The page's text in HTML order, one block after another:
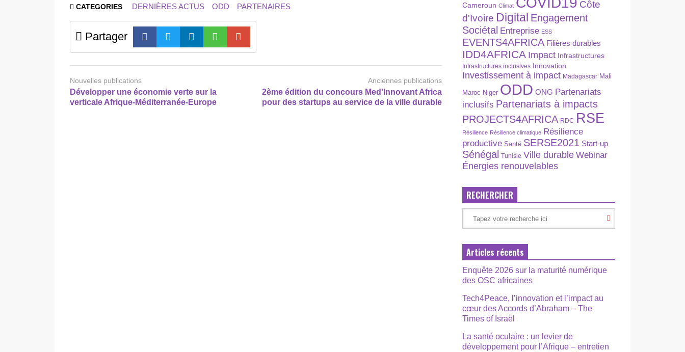
CATEGORIES DERNIÈRES ACTUS ODD PARTENAIRES
Partager
Nouvelles publications
Développer une économie verte sur la
verticale Afrique-Méditerranée-Europe
Anciennes publications
2ème édition du concours Med’Innovant Africa
pour des startups au service de la ville durable
Cameroun Climat
Côte
d'Ivoire Digital Engagement
Sociétal Entreprise ESS
EVENTS4AFRICA Filières durables
IDD4AFRICA Impact Infrastructures
Infrastructures inclusives Innovation
Investissement à impact Madagascar Mali
Maroc Niger ODD ONG Partenariats
inclusifs Partenariats à impacts
PROJECTS4AFRICA RDC RSE
Résilience Résilience climatique Résilience
productive Santé SERSE2021 Start-up
Sénégal Tunisie Ville durable Webinar
Énergies renouvelables
RECHERCHER
Articles récents
Enquête 2026 sur la maturité numérique
des OSC africaines
Tech4Peace, l’innovation et l’impact au
cœur des Accords d’Abraham – The
Times of Israël
La santé oculaire : un levier de
développement pour l’Afrique – entretien